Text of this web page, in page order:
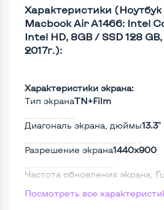
Характеристики (Ноутбук
Macbook Air A1466: Intel
Intel HD, 8GB / SSD 128
2017г.):
Характеристики экрана:
Тип экранаTN+Film
Диагональ экрана, дюймы13.3"
Разрешение экрана1440x900
Частота обновления экрана, Гц
Full HD Нет
Посмотреть все